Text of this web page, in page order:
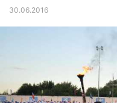
30.06.2016